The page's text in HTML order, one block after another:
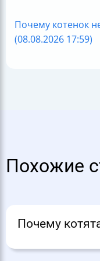
Почему котенок
(08.08.2026 17:59)
Похожие
Почему